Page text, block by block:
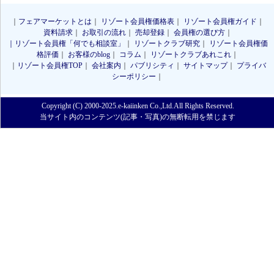
フェアマーケットとは リゾート会員権価格表 リゾート会員権ガイド
資料請求｜ お取引の流れ｜ 売却登録｜ 会員権の選び方｜
｜リゾート会員権「何でも相談室」
リゾートクラブ研究
リゾート会員権価
格評価
お客様のblog コラム リゾートクラブあれこれ
リゾート会員権TOP｜ 会社案内 パブリシティ サイトマップ｜
プライバ
シーポリシー
Copyright (C) 2000-2025.e-kaiinken Co.,Ltd.All Rights Reserved.
当サイト内のコンテンツ(記事・写真)の無断転用を禁じます